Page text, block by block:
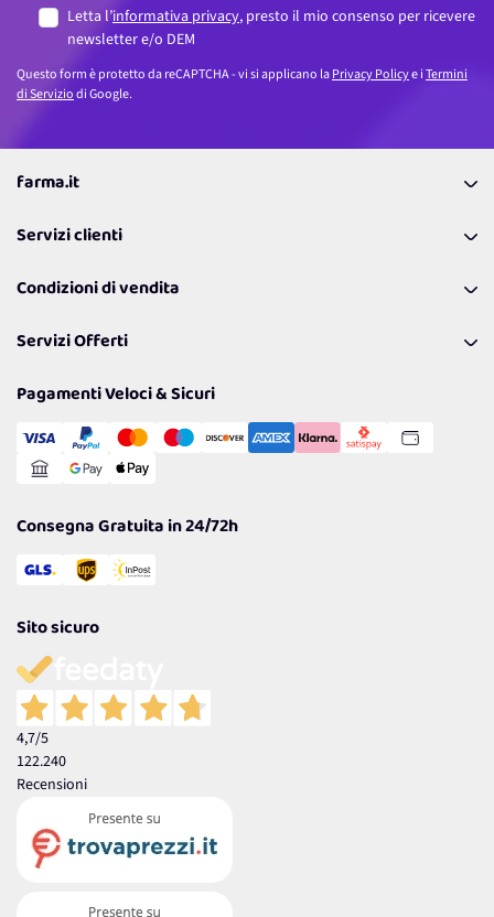
Letta l’informativa privacy, presto il mio consenso per ricevere
newsletter e/o DEM
Questo form è protetto da reCAPTCHA - vi si applicano laPrivacy Policye iTermini
di Serviziodi Google.
farma.it
Coupon
Lavora con noi
Politiche per la parità di genere
Servizi clienti
Richiamami
Resi
Condizioni di vendita
Spedizioni
Cookie Policy
Gestisci Cookie
Servizi Offerti
Reso Facile e Veloce
Pagamenti Veloci & Sicuri
Consegna Gratuita in 24/72h
Sito sicuro
4,7/5
122.240
Recensioni